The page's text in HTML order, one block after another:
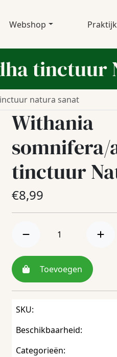
Webshop
tinctuur
natura sanat
Withania
somnifera/
tinctuur
€8,99
Toevoegen
SKU:
Beschikbaarheid:
Categorieën: